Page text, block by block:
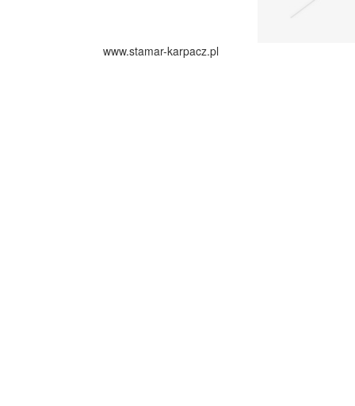
www.stamar-karpacz.pl